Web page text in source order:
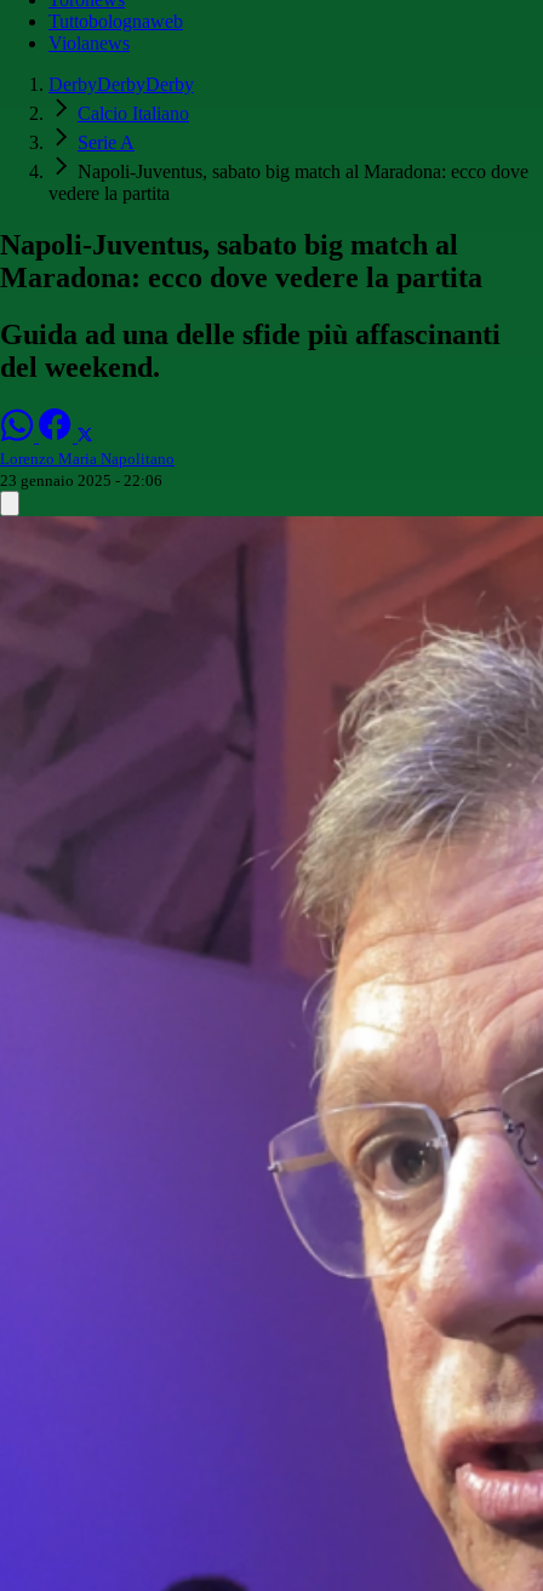
Tuttobolognaweb
Violanews
DerbyDerbyDerby
Calcio Italiano
Serie A
Napoli-Juventus, sabato big match al Maradona: ecco dove
vedere la partita
Napoli-Juventus, sabato big match al
Maradona: ecco dove vedere la partita
Guida ad una delle sfide più affascinanti
del weekend.
Lorenzo Maria Napolitano
23 gennaio 2025 - 22:06